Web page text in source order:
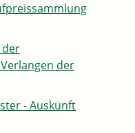
der
der
- Auskunft